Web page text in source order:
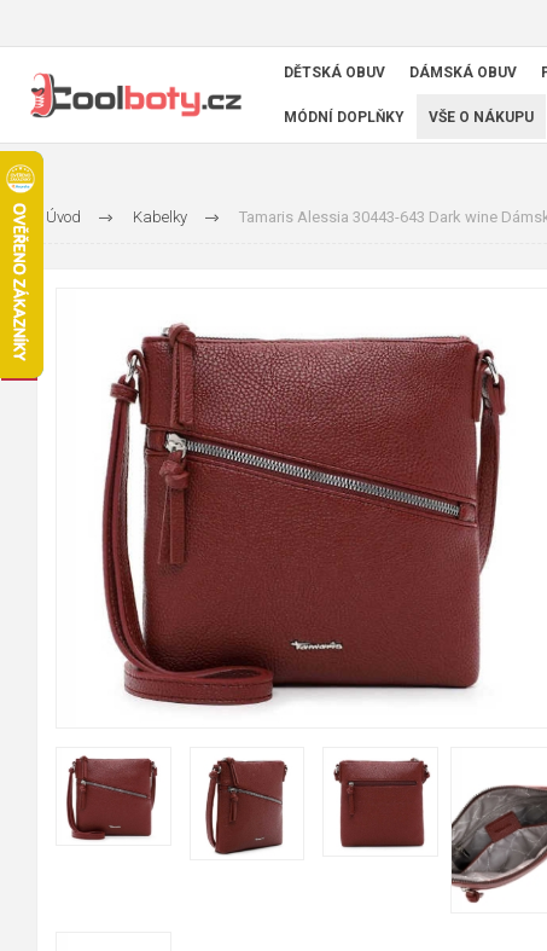
DĚTSKÁ OBUV DÁMSKÁ OBUV
MÓDNÍ DOPLŇKY VŠE O NÁKUPU
Úvod Kabelky Tamaris Alessia 30443-643 Dark wine